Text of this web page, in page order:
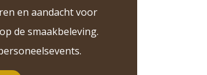
en aandacht voor
de smaakbeleving.